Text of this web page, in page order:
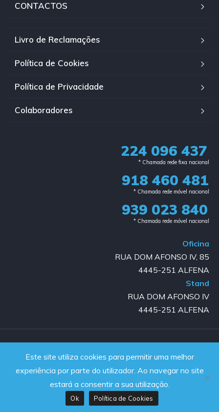
CONTACTOS
Livro de Reclamações
Política de Cookies
Política de Privacidade
Colaboradores
224 096 437
* Chamada rede fixa nacional​
918 460 481
* Chamada rede móvel nacional
939 023 840​
* Chamada rede móvel nacional
Oficina
RUA DOM AFONSO IV, 85
4445-251 ALFENA
Stand
RUA DOM AFONSO IV
4445-251 ALFENA
Powered by JanelaWeb
Este site utiliza cookies para permitir uma melhor
experiência por parte do utilizador. Ao navegar no site
estará a consentir a sua utilização.
Ok Política de Cookies